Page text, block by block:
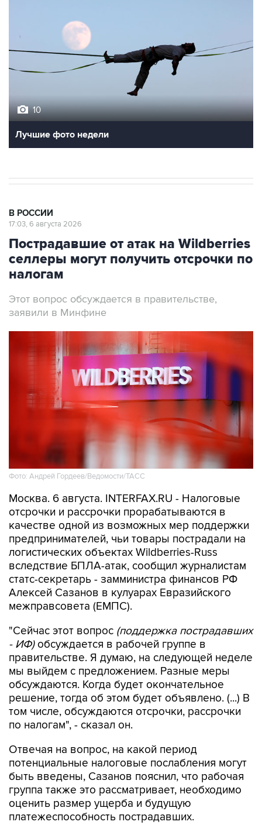
10
Лучшие фото недели
В РОССИИ
17:03, 6 августа 2026
Пострадавшие от атак на Wildberries
селлеры могут получить отсрочки по
налогам
Этот вопрос обсуждается в правительстве,
заявили в Минфине
Фото: Андрей Гордеев/Ведомости/ТАСС
Москва. 6 августа. INTERFAX.RU - Налоговые
отсрочки и рассрочки прорабатываются в
качестве одной из возможных мер поддержки
предпринимателей, чьи товары пострадали на
логистических объектах Wildberries-Russ
вследствие БПЛА-атак, сообщил журналистам
статс-секретарь - замминистра финансов РФ
Алексей Сазанов в кулуарах Евразийского
межправсовета (ЕМПС).
"Сейчас этот вопрос (поддержка пострадавших
- ИФ)обсуждается в рабочей группе в
правительстве. Я думаю, на следующей неделе
мы выйдем с предложением. Разные меры
обсуждаются. Когда будет окончательное
решение, тогда об этом будет объявлено. (...) В
том числе, обсуждаются отсрочки, рассрочки
по налогам", - сказал он.
Отвечая на вопрос, на какой период
потенциальные налоговые послабления могут
быть введены, Сазанов пояснил, что рабочая
группа также это рассматривает, необходимо
оценить размер ущерба и будущую
платежеспособность пострадавших.